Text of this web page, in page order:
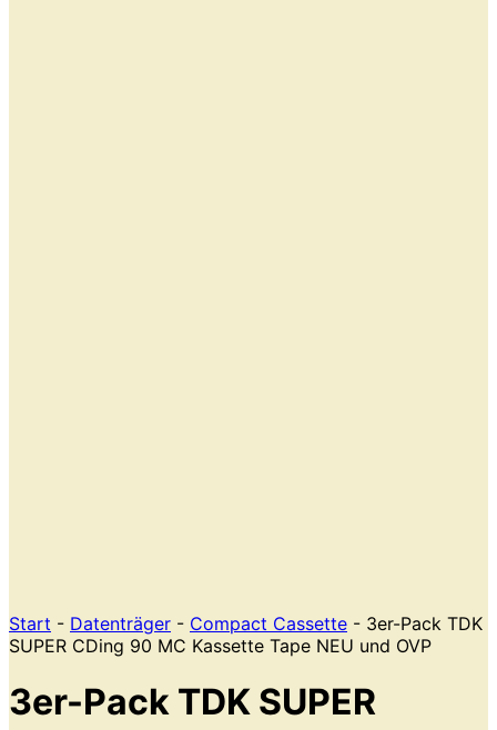
Start - Datenträger - Compact Cassette - 3er-Pack TDK
SUPER CDing 90 MC Kassette Tape NEU und OVP
3er-Pack TDK SUPER